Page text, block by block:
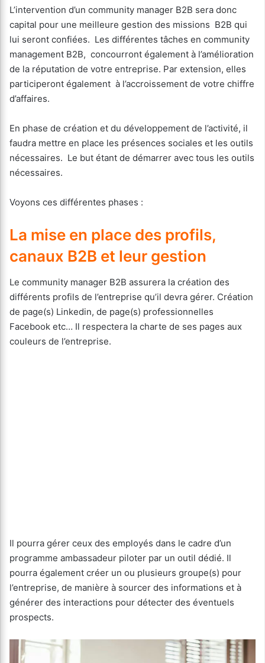
L’intervention d’un community manager B2B sera donc
capital pour une meilleure gestion des missions B2B qui
lui seront confiées. Les différentes tâches en community
management B2B, concourront également à l’amélioration
de la réputation de votre entreprise. Par extension, elles
participeront également à l’accroissement de votre chiffre
d’affaires.
En phase de création et du développement de l’activité, il
faudra mettre en place les présences sociales et les outils
nécessaires. Le but étant de démarrer avec tous les outils
nécessaires.
Voyons ces différentes phases :
La mise en place des profils,
canaux B2B et leur gestion
Le community manager B2B assurera la création des
différents profils de l’entreprise qu’il devra gérer. Création
de page(s) Linkedin, de page(s) professionnelles
Facebook etc… Il respectera la charte de ses pages aux
couleurs de l’entreprise.
Il pourra gérer ceux des employés dans le cadre d’un
programme ambassadeur piloter par un outil dédié. Il
pourra également créer un ou plusieurs groupe(s) pour
l’entreprise, de manière à sourcer des informations et à
générer des interactions pour détecter des éventuels
prospects.